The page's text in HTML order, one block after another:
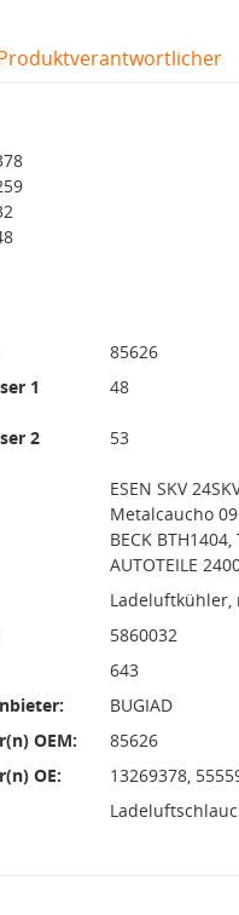
85626
1
48
2
53
ESEN SKV
Metalcaucho
BECK
AUTOTEILE
Ladeluftkühler,
5860032
643
BUGIAD
OEM:
85626
OE:
13269378,